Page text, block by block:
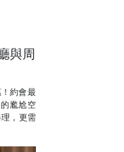
與周
約會最
尷尬空
，更需